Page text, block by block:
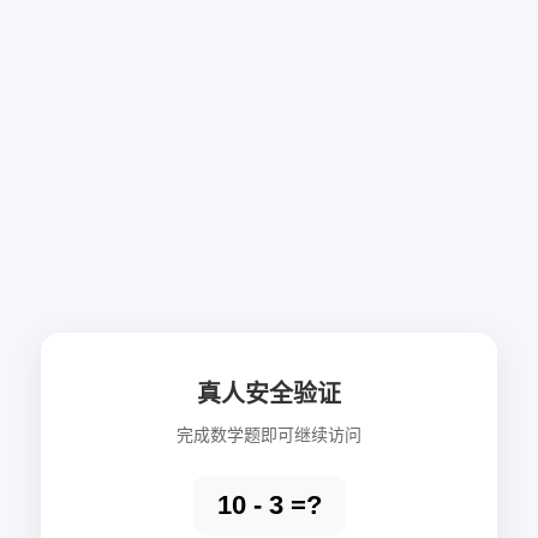
真人安全验证
完成数学题即可继续访问
10 - 3 =?